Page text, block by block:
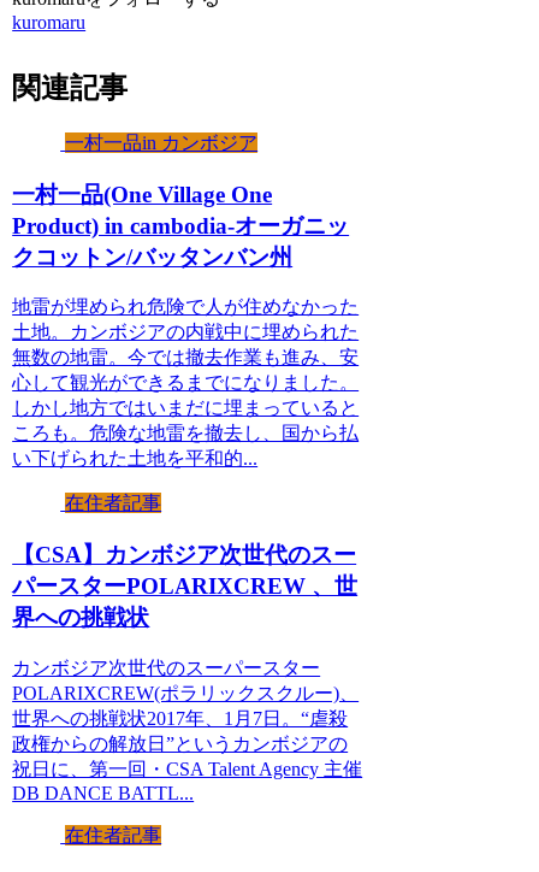
kuromaru
関連記事
一村一品in カンボジア
一村一品(One Village One
Product) in cambodia-オーガニッ
クコットン/バッタンバン州
地雷が埋められ危険で人が住めなかった
土地。カンボジアの内戦中に埋められた
無数の地雷。今では撤去作業も進み、安
心して観光ができるまでになりました。
しかし地方ではいまだに埋まっていると
ころも。危険な地雷を撤去し、国から払
い下げられた土地を平和的...
在住者記事
【CSA】カンボジア次世代のスー
パースターPOLARIXCREW 、世
界への挑戦状
カンボジア次世代のスーパースター
POLARIXCREW(ポラリックスクルー)、
世界への挑戦状2017年、1月7日。“虐殺
政権からの解放日”というカンボジアの
祝日に、第一回・CSA Talent Agency 主催
DB DANCE BATTL...
在住者記事